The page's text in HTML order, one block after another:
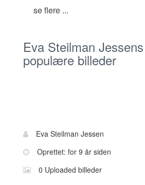
se flere ...
Eva Steilman
populære billeder
Bruger
information
Navn:
Eva Steilman Jessen
Oprettet: for 9 år siden
0 Uploaded billeder